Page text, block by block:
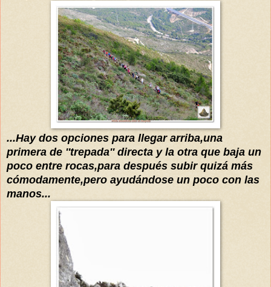
...Hay dos opciones para llegar arriba,una
primera de ''trepada'' directa y la otra que baja un
poco entre rocas,para después subir quizá más
cómodamente,pero ayudándose un poco con las
manos...